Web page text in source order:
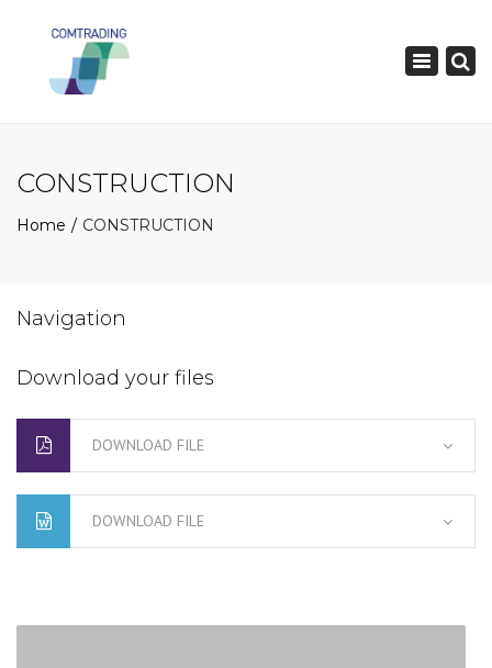
Toggle
CONSTRUCTION
Home CONSTRUCTION
Navigation
Download your files
DOWNLOAD FILE
DOWNLOAD FILE